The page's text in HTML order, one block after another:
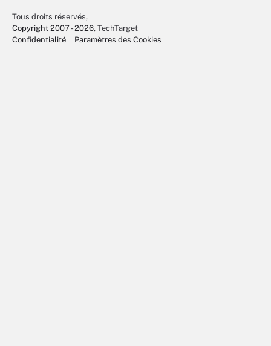
Tous droits réservés,
Copyright 2007 - 2026, TechTarget
Confidentialité
Paramètres des Cookies